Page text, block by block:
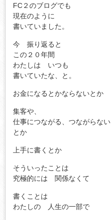
FC２のブログでも
現在のように
書いていました。
今 振り返ると
この２０年間
わたしは いつも
書いていたな、と。
お金になるとかならないとか
集客や、
仕事につながる、つながらない
とか
上手に書くとか
そういったことは
究極的には 関係なくて
書くことは
わたしの 人生の一部で